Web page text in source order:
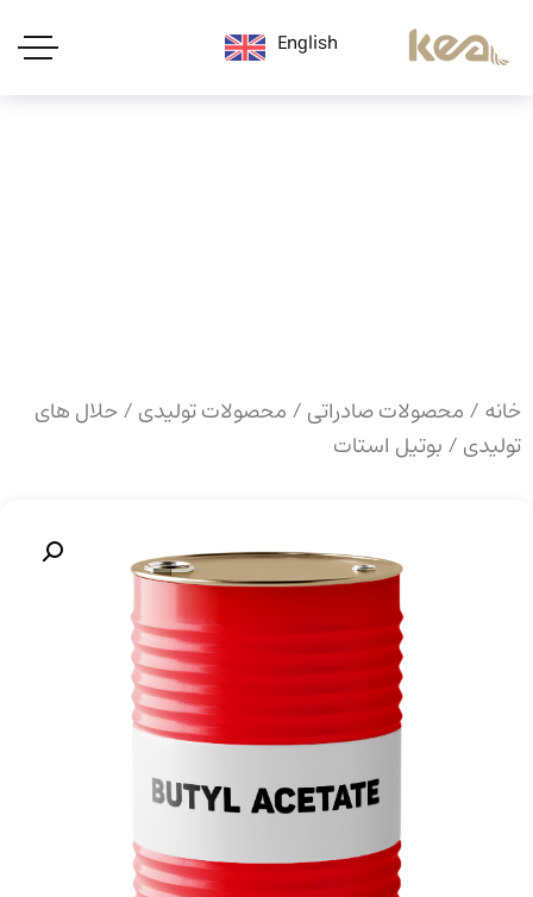
English
خانه/محصولات صادراتی/محصولات تولیدی/حلال های
تولیدی/ بوتیل استات